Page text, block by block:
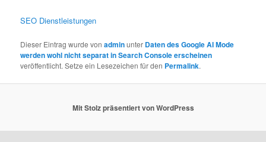
SEO Dienstleistungen
Dieser Eintrag wurde vonadminunter Daten des Google AI Mode
werden wohl nicht separat in Search Console erscheinen
veröffentlicht. Setze ein Lesezeichen für den Permalink.
Mit Stolz präsentiert von WordPress